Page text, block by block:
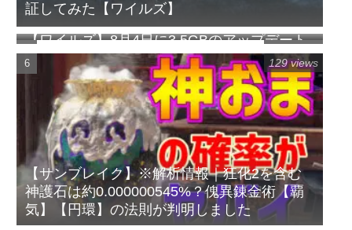
証してみた【ワイルズ】
【ワイルズ】8月4日に3.5GBのアップデート
配信予定！オフラインでのイベクエ常設化な
ど
【サンブレイク】※解析情報｜狂化2を含む
神護石は約0.000000545%？傀異錬金術【覇
気】【円環】の法則が判明しました
129 views